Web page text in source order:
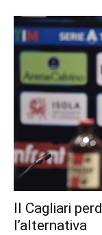
Il Cagliari
l’alternativa